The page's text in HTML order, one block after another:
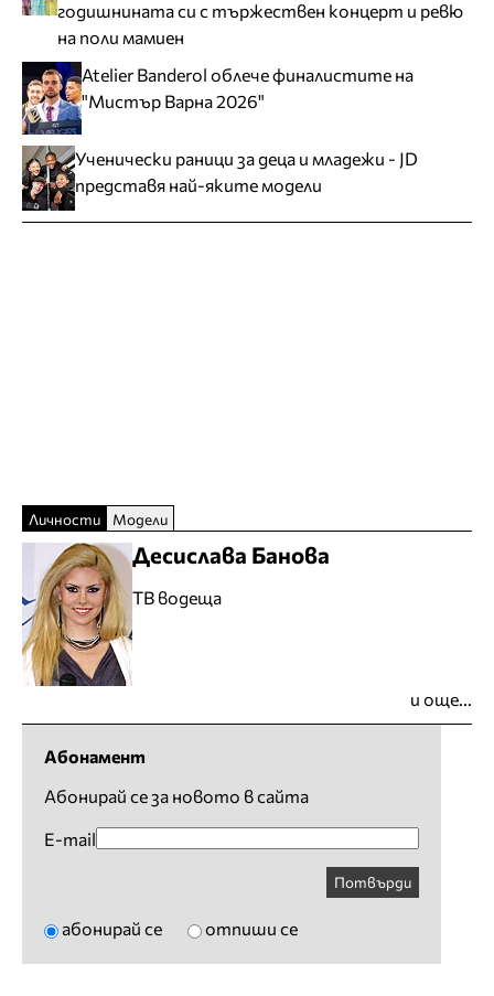
годишнината си с тържествен концерт и ревю
на поли мамиен
Atelier Banderol облече финалистите на
"Мистър Варна 2026"
Ученически раници за деца и младежи - JD
представя най-яките модели
Личности Модели
Десислава Банова
ТВ водеща
и още...
Абонамент
Абонирай се за новото в сайта
E-mail
Потвърди
абонирай се отпиши се